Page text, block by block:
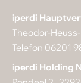
iperdi
Theodor-
Telefon 06201
iperdi Holding